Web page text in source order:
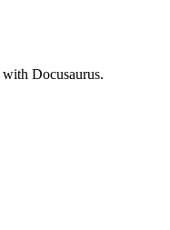
Docusaurus.